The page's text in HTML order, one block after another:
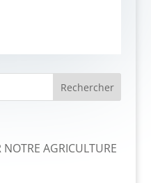
AGRICULTURE